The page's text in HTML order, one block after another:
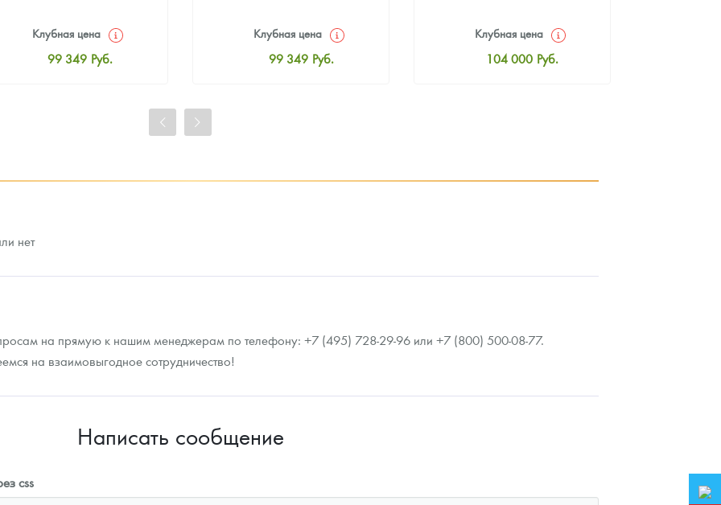
Клубная цена
99 349 Руб.
Клубная цена
99 349 Руб.
Клубная цена
104 000 Руб.
нет
на прямую к нашим менеджерам по телефону: +7 (495) 728-29-96 или +7 (800) 500-08-77.
на взаимовыгодное сотрудничество!
Написать сообщение
css